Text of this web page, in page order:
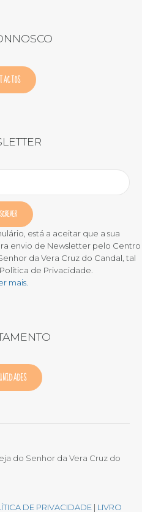
está a aceitar que a sua
envio de Newsletter pelo Centro
da Vera Cruz do Candal, tal
de Privacidade.
mais.
do Senhor da Vera Cruz do
DE PRIVACIDADE | LIVRO